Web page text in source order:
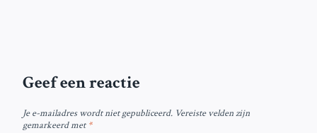
Geef een reactie
Je e-mailadres wordt niet gepubliceerd. Vereiste velden zijn
gemarkeerd met*